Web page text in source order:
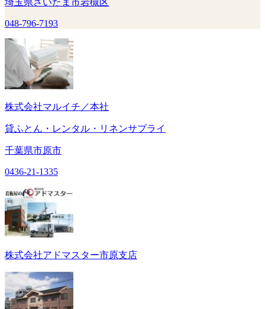
048-796-7193
株式会社マルイチ／本社
貸ふとん・レンタル・リネンサプライ
千葉県市原市
0436-21-1335
株式会社アドマスター市原支店